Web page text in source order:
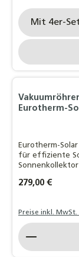
Halterung Fino:
Eurotherm-
Eurotherm-
für effiziente
Regulärer Preis:
279,00 €
Preise inkl.
Produkt